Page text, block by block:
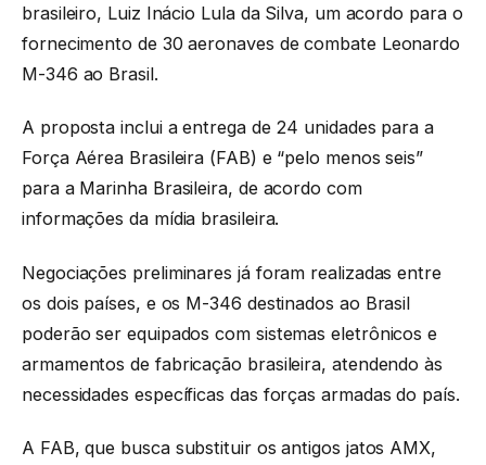
brasileiro, Luiz Inácio Lula da Silva, um acordo para o
fornecimento de 30 aeronaves de combate Leonardo
M-346 ao Brasil.
A proposta inclui a entrega de 24 unidades para a
Força Aérea Brasileira (FAB) e “pelo menos seis”
para a Marinha Brasileira, de acordo com
informações da mídia brasileira.
Negociações preliminares já foram realizadas entre
os dois países, e os M-346 destinados ao Brasil
poderão ser equipados com sistemas eletrônicos e
armamentos de fabricação brasileira, atendendo às
necessidades específicas das forças armadas do país.
A FAB, que busca substituir os antigos jatos AMX,